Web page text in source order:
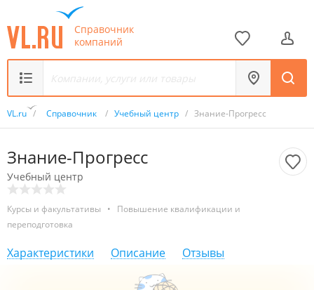
Справочник
компаний
VL.ru / Справочник / Учебный центр / Знание-Прогресс
Знание-Прогресс
Учебный центр
Курсы и факультативы •
Повышение квалификации и
переподготовка
Характеристики Описание Отзывы